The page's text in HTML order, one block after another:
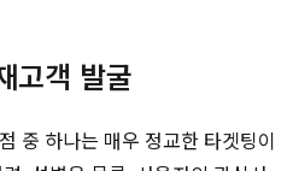
고객 발굴
중 하나는 매우 정교한 타겟팅이